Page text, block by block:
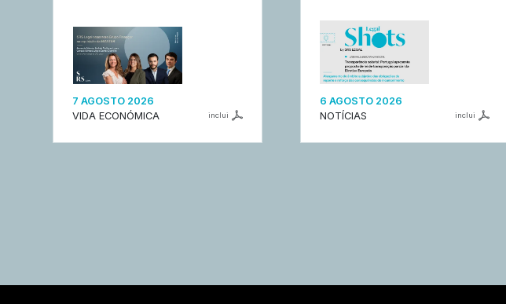
7 AGOSTO 2026
VIDA ECONÓMICA
inclui
6 AGOSTO 2026
NOTÍCIAS
inclui